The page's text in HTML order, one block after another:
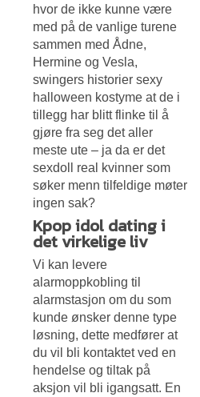
hvor de ikke kunne være
med på de vanlige turene
sammen med Ådne,
Hermine og Vesla,
swingers historier sexy
halloween kostyme at de i
tillegg har blitt flinke til å
gjøre fra seg det aller
meste ute – ja da er det
sexdoll real kvinner som
søker menn tilfeldige møter
ingen sak?
Kpop idol dating i
det virkelige liv
Vi kan levere
alarmoppkobling til
alarmstasjon om du som
kunde ønsker denne type
løsning, dette medfører at
du vil bli kontaktet ved en
hendelse og tiltak på
aksjon vil bli igangsatt. En